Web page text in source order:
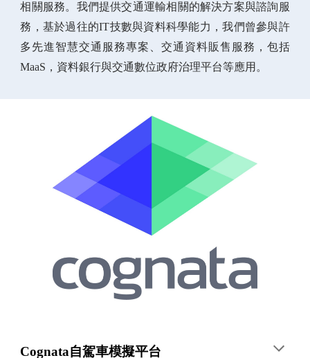
相關服務。我們提供交通運輸相關的解決方案與諮詢服
務，基於過往的IT技數與資料科學能力，我們曾參與許
多先進智慧交通服務專案、交通資料販售服務，包括
MaaS，資料銀行與交通數位政府治理平台等應用。
Cognata自駕車模擬平台